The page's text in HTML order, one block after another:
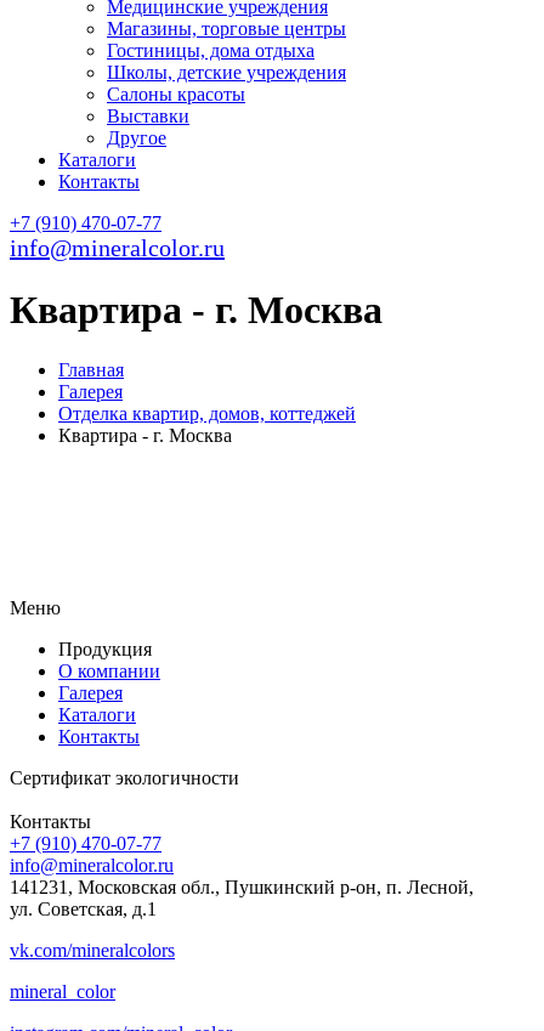
Медицинские учреждения
Магазины, торговые центры
Гостиницы, дома отдыха
Школы, детские учреждения
Салоны красоты
Выставки
Другое
Каталоги
Контакты
+7 (910) 470-07-77
info@mineralcolor.ru
Квартира - г. Москва
Главная
Галерея
Отделка квартир, домов, коттеджей
Квартира - г. Москва
Меню
Продукция
О компании
Галерея
Каталоги
Контакты
Сертификат экологичности
Контакты
+7 (910) 470-07-77
info@mineralcolor.ru
141231, Московская обл., Пушкинский р-он, п. Лесной,
ул. Советская, д.1
vk.com/mineralcolors
mineral_color